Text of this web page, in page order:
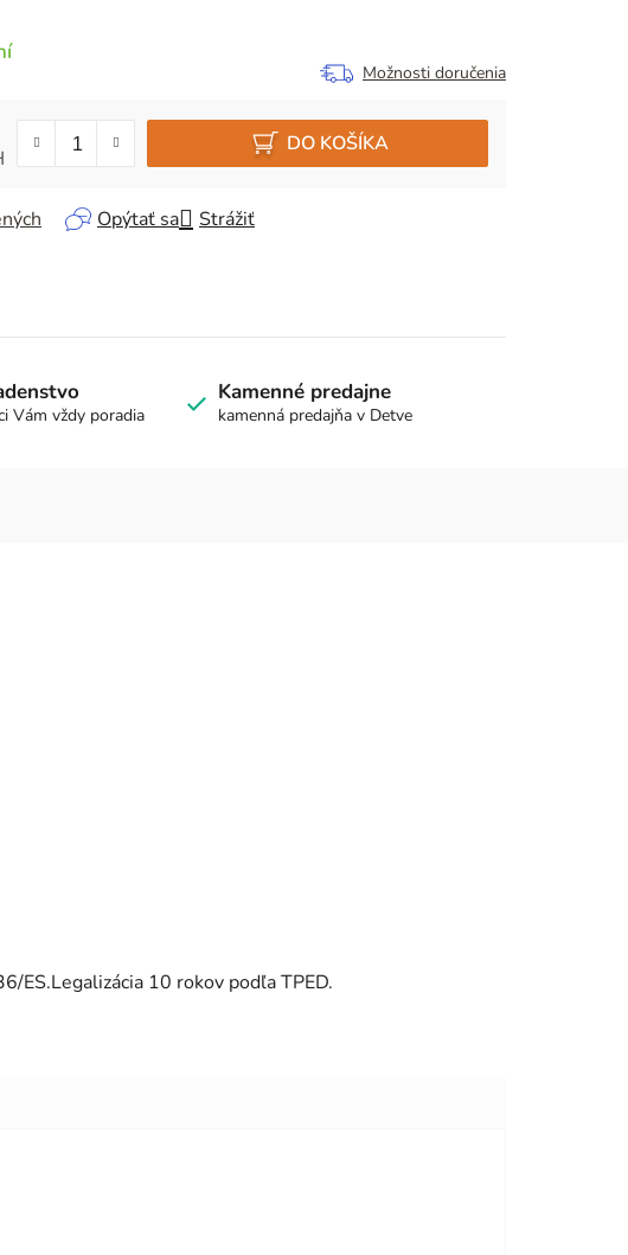
Možnosti doručenia
DO KOŠÍKA
Opýtať sa Strážiť
Vám vždy poradia
Kamenné predajne
kamenná predajňa v Detve
ES.Legalizácia 10 rokov podľa TPED.
je 5 z 5 hviezdičiek.